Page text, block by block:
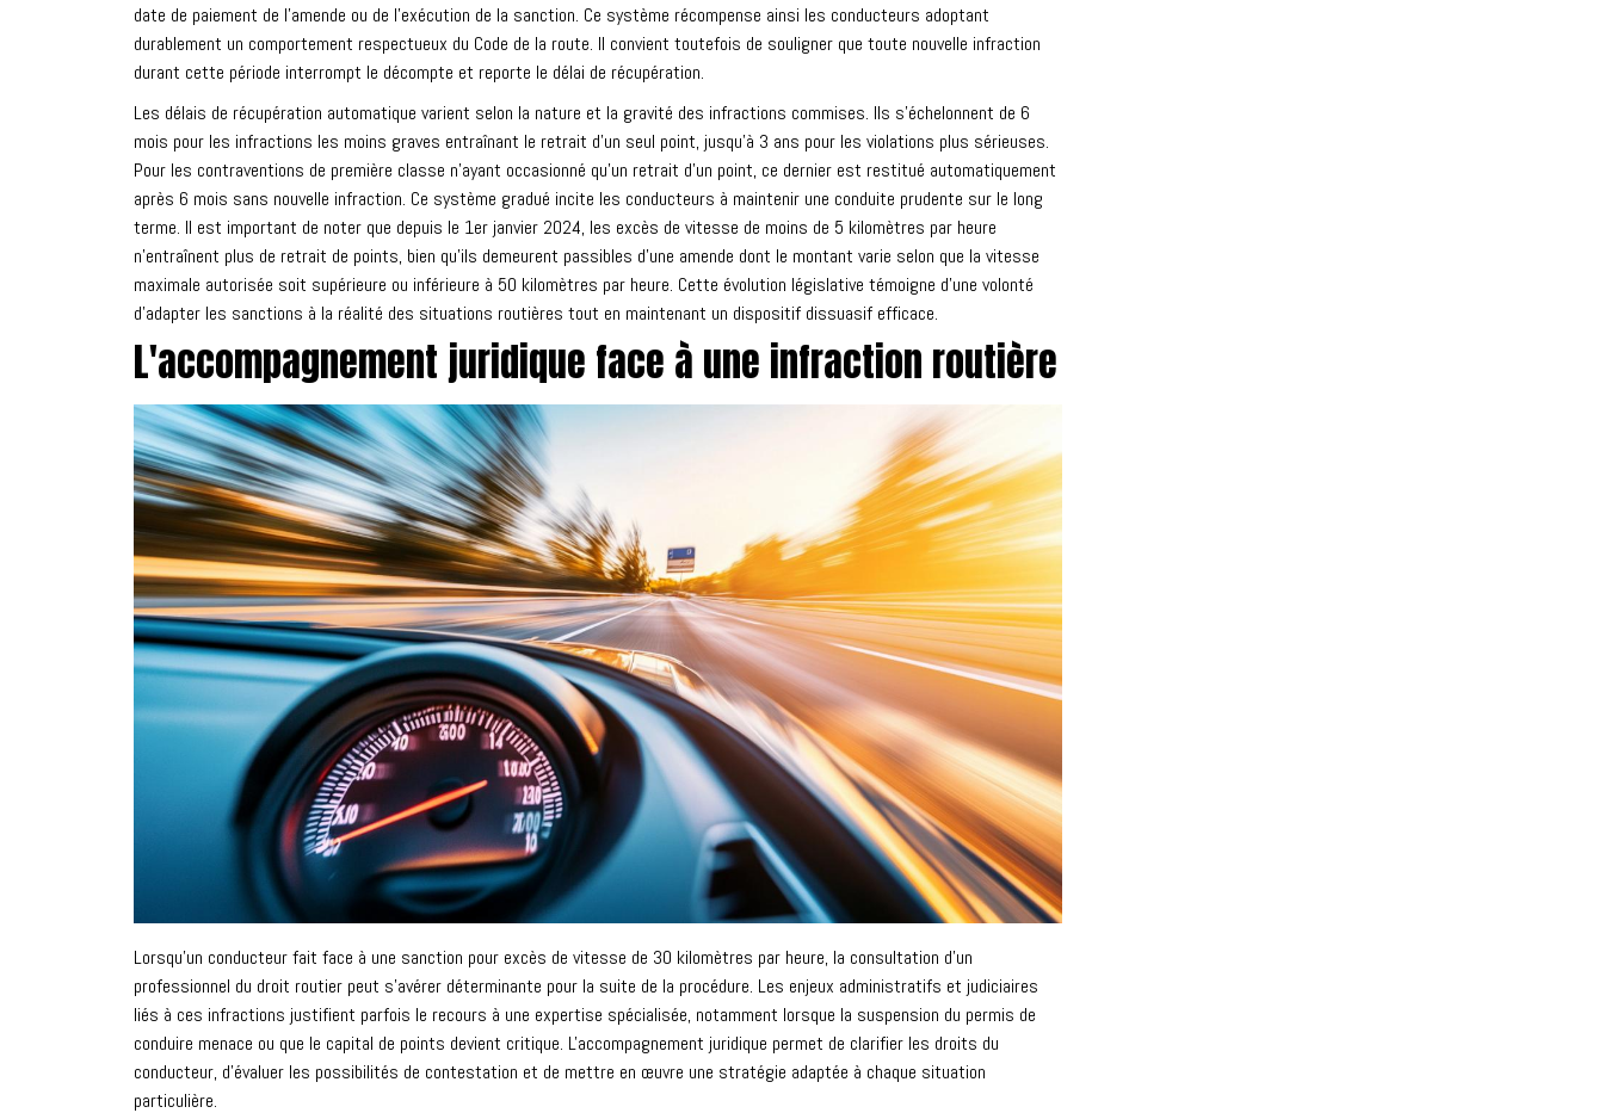
date de paiement de l'amende ou de l'exécution de la sanction. Ce système récompense ainsi les conducteurs adoptant
durablement un comportement respectueux du Code de la route. Il convient toutefois de souligner que toute nouvelle infraction
durant cette période interrompt le décompte et reporte le délai de récupération.
Les délais de récupération automatique varient selon la nature et la gravité des infractions commises. Ils s'échelonnent de 6
mois pour les infractions les moins graves entraînant le retrait d'un seul point, jusqu'à 3 ans pour les violations plus sérieuses.
Pour les contraventions de première classe n'ayant occasionné qu'un retrait d'un point, ce dernier est restitué automatiquement
après 6 mois sans nouvelle infraction. Ce système gradué incite les conducteurs à maintenir une conduite prudente sur le long
terme. Il est important de noter que depuis le 1er janvier 2024, les excès de vitesse de moins de 5 kilomètres par heure
n'entraînent plus de retrait de points, bien qu'ils demeurent passibles d'une amende dont le montant varie selon que la vitesse
maximale autorisée soit supérieure ou inférieure à 50 kilomètres par heure. Cette évolution législative témoigne d'une volonté
d'adapter les sanctions à la réalité des situations routières tout en maintenant un dispositif dissuasif efficace.
L'accompagnement juridique face à une infraction routière
Lorsqu'un conducteur fait face à une sanction pour excès de vitesse de 30 kilomètres par heure, la consultation d'un
professionnel du droit routier peut s'avérer déterminante pour la suite de la procédure. Les enjeux administratifs et judiciaires
liés à ces infractions justifient parfois le recours à une expertise spécialisée, notamment lorsque la suspension du permis de
conduire menace ou que le capital de points devient critique. L'accompagnement juridique permet de clarifier les droits du
conducteur, d'évaluer les possibilités de contestation et de mettre en œuvre une stratégie adaptée à chaque situation
particulière.